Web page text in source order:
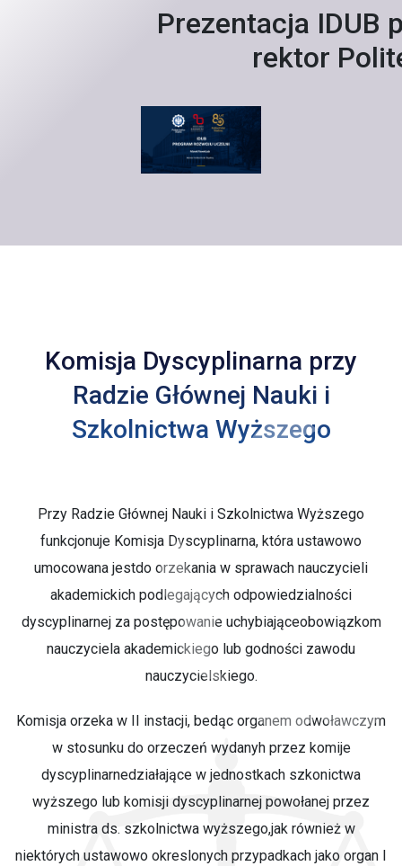
Prezentacja IDUB
rektor
Komisja Dyscyplinarna przy
Radzie Głównej Nauki i
Szkolnictwa Wyższego
Przy Radzie Głównej Nauki i Szkolnictwa Wyższego
funkcjonuje Komisja Dyscyplinarna, która ustawowo
umocowana jestdo orzekania w sprawach nauczycieli
akademickich podlegających odpowiedzialności
dyscyplinarnej za postępowanie uchybiająceobowiązkom
nauczyciela akademickiego lub godności zawodu
nauczycielskiego.
Komisja orzeka w II instacji, bedąc organem odwoławczym
w stosunku do orzeczeń wydanyh przez komije
dyscyplinarnedziałające w jednostkach szkonictwa
wyższego lub komisji dyscyplinarnej powołanej przez
ministra ds. szkolnictwa wyższego,jak również w
niektórych ustawowo okreslonych przypadkach jako organ I